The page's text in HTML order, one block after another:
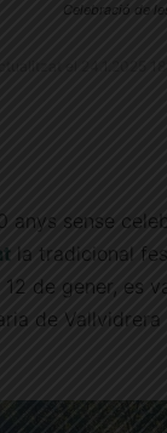
Celebració de
anys sense
la tradicional
de gener, es
de